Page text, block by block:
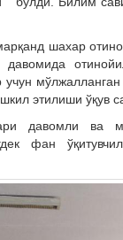
шахар
мўлжалланган
этилиши
давомли ва
фан